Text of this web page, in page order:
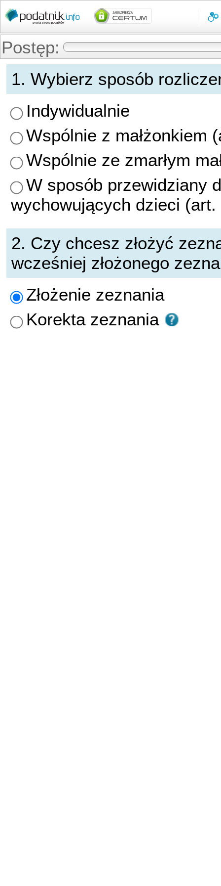
menu
do
treści
strony
Postęp: 0%
Sposób
rozliczenia
Sposób
rozliczenia
1. Wybierz sposób
Indywidualnie
Wspólnie z małżonkiem
Wspólnie ze zmarłym
W sposób przewidziany
wychowujących dzieci
2. Czy chcesz złożyć
wcześniej złożonego
Złożenie zeznania
Korekta zeznania